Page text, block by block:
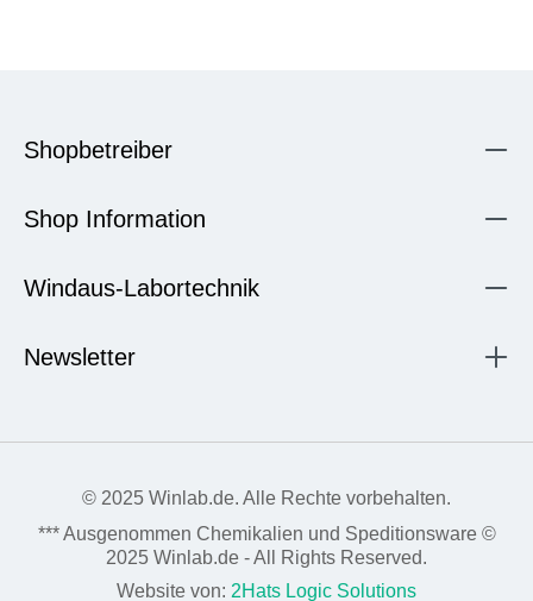
Shopbetreiber
Shop Information
Windaus-Labortechnik
Newsletter
© 2025 Winlab.de. Alle Rechte vorbehalten.
*** Ausgenommen Chemikalien und Speditionsware ©
2025 Winlab.de - All Rights Reserved.
Website von: 2Hats Logic Solutions